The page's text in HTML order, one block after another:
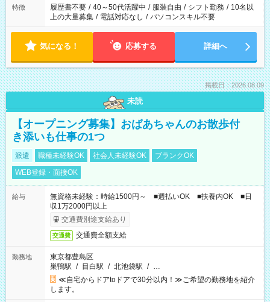
特徴 履歴書不要 / 40～50代活躍中 / 服装自由 / シフト勤務 / 10名以
上の大量募集 / 電話対応なし / パソコンスキル不要
気になる！ 応募する 詳細へ
掲載日：2026.08.09
未読
【オープニング募集】おばあちゃんのお散歩付
き添いも仕事の1つ
派遣 職種未経験OK 社会人未経験OK
ブランクOK
WEB登録・面接OK
給与
無資格未経験：時給1500円～ ■週払いOK ■扶養内OK ■日
収1万2000円以上
交通費別途支給あり
交通費 交通費全額支給
勤務地
東京都豊島区
巣鴨駅 / 目白駅 / 北池袋駅 / …
≪自宅からドアtoドアで30分以内！≫ご希望の勤務地を紹介
します。